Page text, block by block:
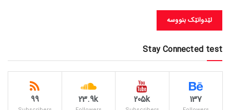
Stay Connected test
137
205k
23.9k
99